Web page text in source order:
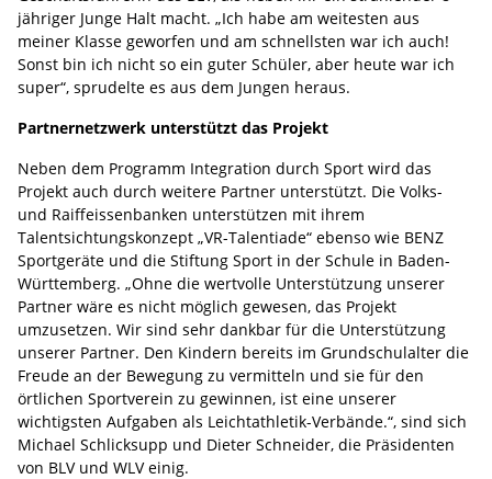
jähriger Junge Halt macht. „Ich habe am weitesten aus
meiner Klasse geworfen und am schnellsten war ich auch!
Sonst bin ich nicht so ein guter Schüler, aber heute war ich
super“, sprudelte es aus dem Jungen heraus.
Partnernetzwerk unterstützt das Projekt
Neben dem Programm Integration durch Sport wird das
Projekt auch durch weitere Partner unterstützt. Die Volks-
und Raiffeissenbanken unterstützen mit ihrem
Talentsichtungskonzept „VR-Talentiade“ ebenso wie BENZ
Sportgeräte und die Stiftung Sport in der Schule in Baden-
Württemberg. „Ohne die wertvolle Unterstützung unserer
Partner wäre es nicht möglich gewesen, das Projekt
umzusetzen. Wir sind sehr dankbar für die Unterstützung
unserer Partner. Den Kindern bereits im Grundschulalter die
Freude an der Bewegung zu vermitteln und sie für den
örtlichen Sportverein zu gewinnen, ist eine unserer
wichtigsten Aufgaben als Leichtathletik-Verbände.“, sind sich
Michael Schlicksupp und Dieter Schneider, die Präsidenten
von BLV und WLV einig.